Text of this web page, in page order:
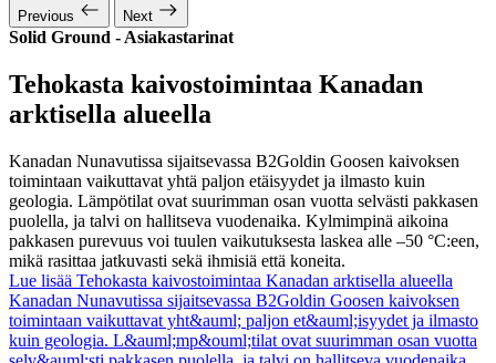
Previous Next
Solid Ground - Asiakastarinat
Tehokasta kaivostoimintaa Kanadan
arktisella alueella
Kanadan Nunavutissa sijaitsevassa B2Goldin Goosen kaivoksen
toimintaan vaikuttavat yhtä paljon etäisyydet ja ilmasto kuin
geologia. Lämpötilat ovat suurimman osan vuotta selvästi pakkasen
puolella, ja talvi on hallitseva vuodenaika. Kylmimpinä aikoina
pakkasen purevuus voi tuulen vaikutuksesta laskea alle –50 °C:een,
mikä rasittaa jatkuvasti sekä ihmisiä että koneita.
Lue lisää Tehokasta kaivostoimintaa Kanadan arktisella alueella
Kanadan Nunavutissa sijaitsevassa B2Goldin Goosen kaivoksen
toimintaan vaikuttavat yht&auml; paljon et&auml;isyydet ja ilmasto
kuin geologia. L&auml;mp&ouml;tilat ovat suurimman osan vuotta